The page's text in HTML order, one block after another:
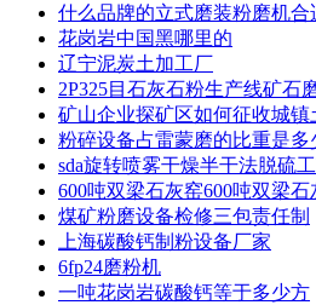
什么品牌的立式磨装粉磨机合
花岗岩中国黑哪里的
辽宁泥炭土加工厂
2P325目石灰石粉生产线矿石
矿山企业探矿区如何征收城镇
粉碎设备占雷蒙磨的比重是多
sda旋转喷雾干燥半干法脱硫
600吨双梁石灰窑600吨双梁
煤矿粉磨设备检修三包责任制
上海碳酸钙制粉设备厂家
6fp24磨粉机
一吨花岗岩碳酸钙等于多少方